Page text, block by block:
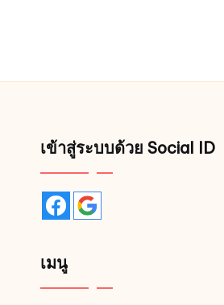
เข้าสู่ระบบด้วย Social ID
เมนู